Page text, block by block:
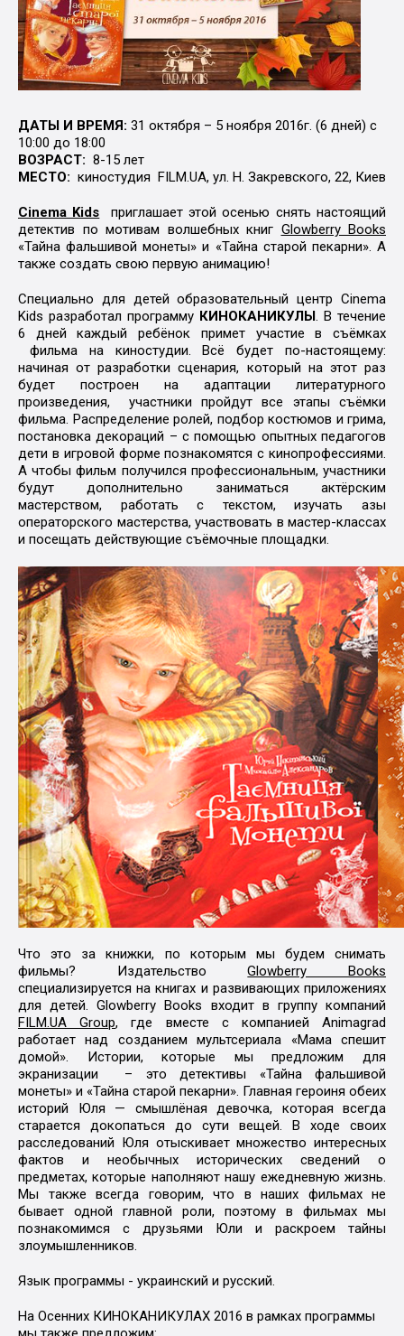
ДАТЫ И ВРЕМЯ: 31 октября – 5 ноября 2016г. (6 дней) с
10:00 до 18:00
ВОЗРАСТ: 8-15 лет
МЕСТО: киностудия FILM.UA, ул. Н. Закревского, 22, Киев
Cinema Kids приглашает этой осенью снять настоящий
детектив по мотивам волшебных книг Glowberry Books
«Тайна фальшивой монеты» и «Тайна старой пекарни». А
также создать свою первую анимацию!
Специально для детей образовательный центр Cinema
Kids разработал программу КИНОКАНИКУЛЫ . В течение
6 дней каждый ребёнок примет участие в съёмках
фильма на киностудии. Всё будет по-настоящему:
начиная от разработки сценария, который на этот раз
будет построен на адаптации литературного
произведения, участники пройдут все этапы съёмки
фильма. Распределение ролей, подбор костюмов и грима,
постановка декораций – с помощью опытных педагогов
дети в игровой форме познакомятся с кинопрофессиями.
А чтобы фильм получился профессиональным, участники
будут дополнительно заниматься актёрским
мастерством, работать с текстом, изучать азы
операторского мастерства, участвовать в мастер-классах
и посещать действующие съёмочные площадки.
Что это за книжки, по которым мы будем снимать
фильмы? ИздательствоGlowberry Books
специализируется на книгах и развивающих приложениях
для детей. Glowberry Books входит в группу компаний
FILM.UA Group, где вместе с компанией Animagrad
работает над созданием мультсериала «Мама спешит
домой». Истории, которые мы предложим для
экранизации – это детективы «Тайна фальшивой
монеты» и «Тайна старой пекарни». Главная героиня обеих
историй Юля — смышлёная девочка, которая всегда
старается докопаться до сути вещей. В ходе своих
расследований Юля отыскивает множество интересных
фактов и необычных исторических сведений о
предметах, которые наполняют нашу ежедневную жизнь.
Мы также всегда говорим, что в наших фильмах не
бывает одной главной роли, поэтому в фильмах мы
познакомимся с друзьями Юли и раскроем тайны
злоумышленников.
Язык программы - украинский и русский.
На Осенних КИНОКАНИКУЛАХ 2016 в рамках программы